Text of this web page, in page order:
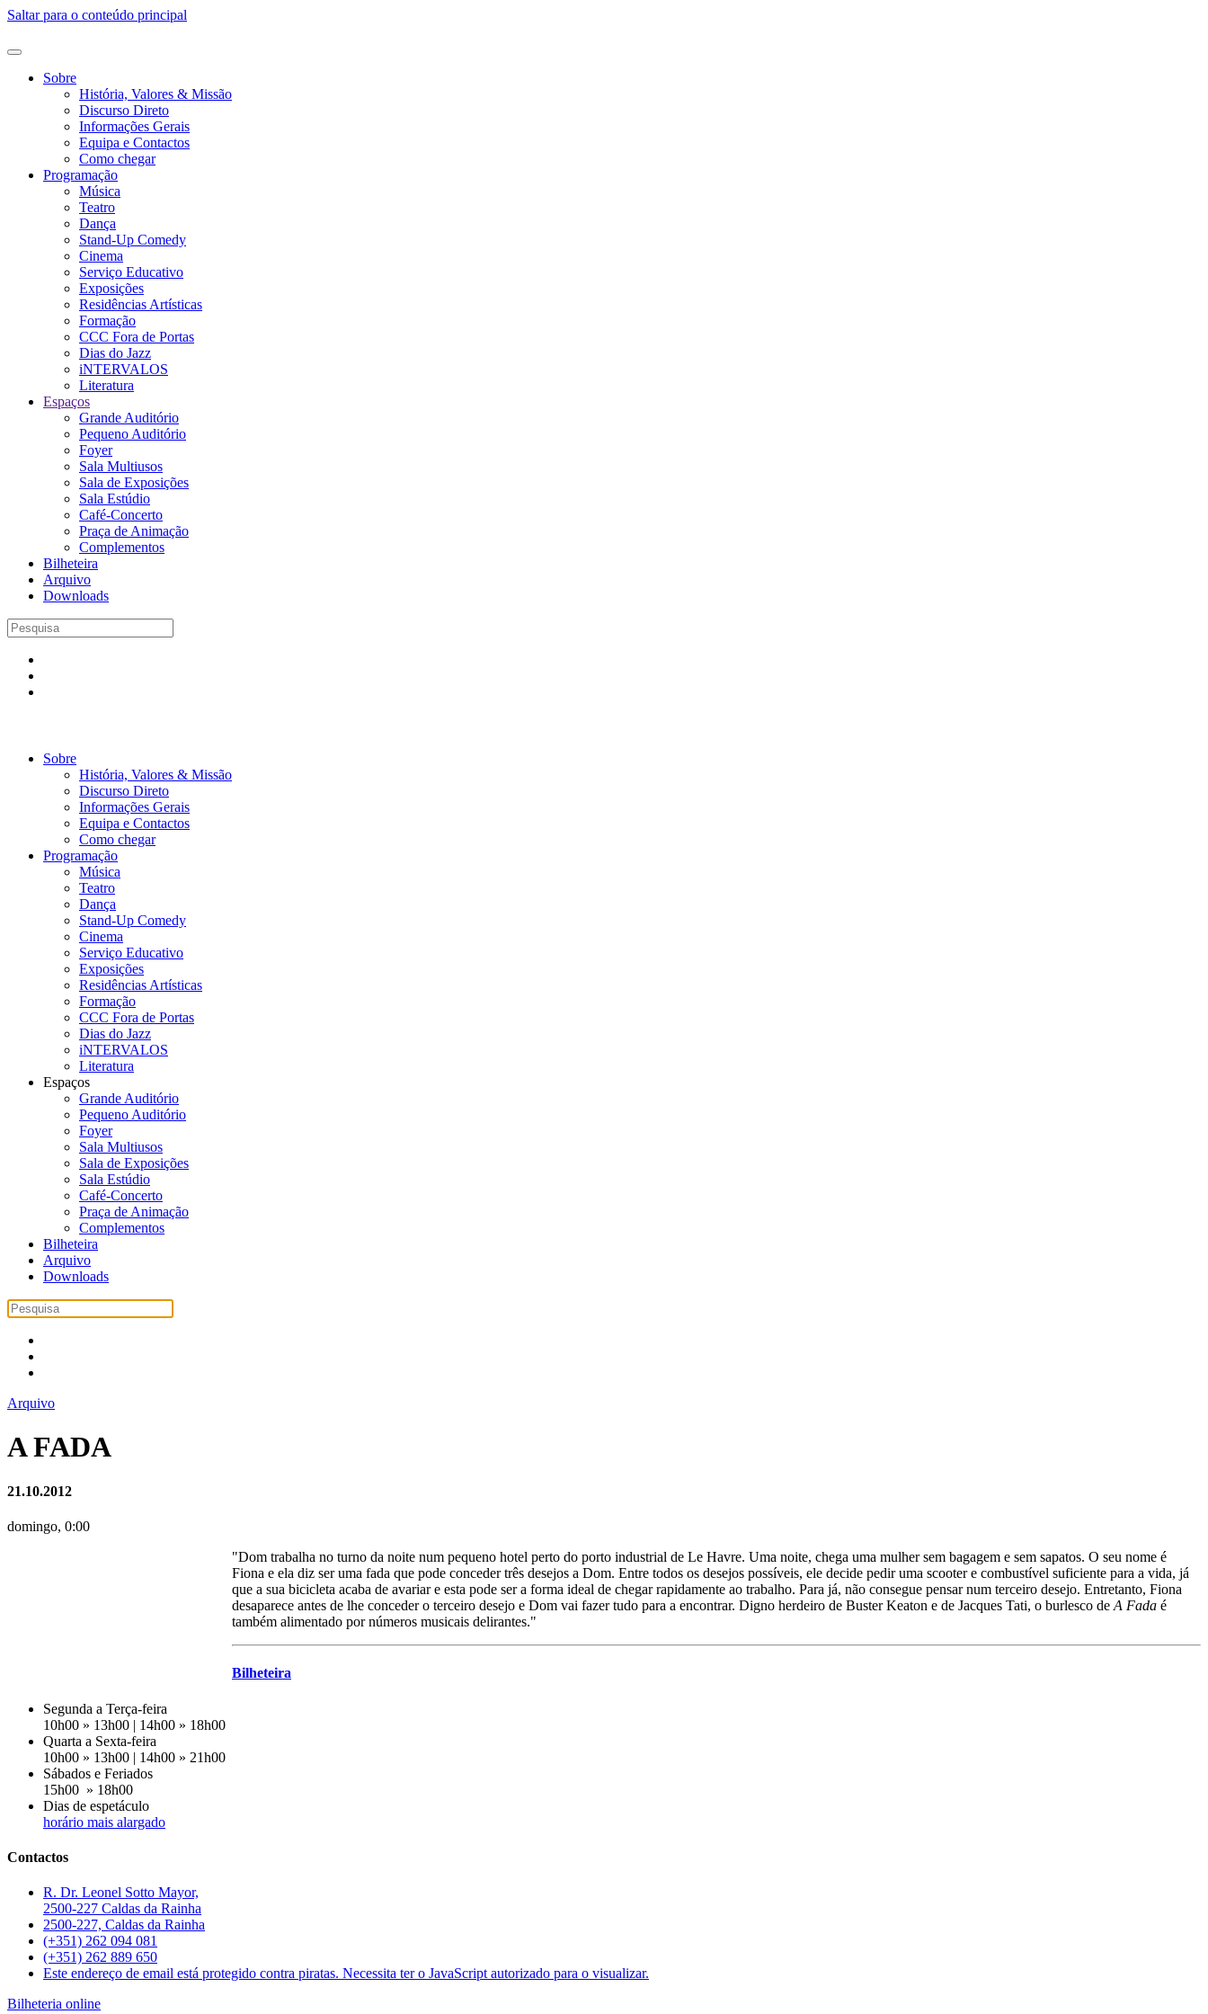
Saltar para o conteúdo principal
Sobre
História, Valores & Missão
Discurso Direto
Informações Gerais
Equipa e Contactos
Como chegar
Programação
Música
Teatro
Dança
Stand-Up Comedy
Cinema
Serviço Educativo
Exposições
Residências Artísticas
Formação
CCC Fora de Portas
Dias do Jazz
iNTERVALOS
Literatura
Espaços
Grande Auditório
Pequeno Auditório
Foyer
Sala Multiusos
Sala de Exposições
Sala Estúdio
Café-Concerto
Praça de Animação
Complementos
Bilheteira
Arquivo
Downloads
Sobre
História, Valores & Missão
Discurso Direto
Informações Gerais
Equipa e Contactos
Como chegar
Programação
Música
Teatro
Dança
Stand-Up Comedy
Cinema
Serviço Educativo
Exposições
Residências Artísticas
Formação
CCC Fora de Portas
Dias do Jazz
iNTERVALOS
Literatura
Espaços
Grande Auditório
Pequeno Auditório
Foyer
Sala Multiusos
Sala de Exposições
Sala Estúdio
Café-Concerto
Praça de Animação
Complementos
Bilheteira
Arquivo
Downloads
Arquivo
A FADA
21.10.2012
domingo, 0:00
"Dom trabalha no turno da noite num pequeno hotel perto do porto industrial de Le Havre. Uma noite, chega uma mulher sem bagagem e sem sapatos. O seu nome é
Fiona e ela diz ser uma fada que pode conceder três desejos a Dom. Entre todos os desejos possíveis, ele decide pedir uma scooter e combustível suficiente para a vida, já
que a sua bicicleta acaba de avariar e esta pode ser a forma ideal de chegar rapidamente ao trabalho. Para já, não consegue pensar num terceiro desejo. Entretanto, Fiona
desaparece antes de lhe conceder o terceiro desejo e Dom vai fazer tudo para a encontrar. Digno herdeiro de Buster Keaton e de Jacques Tati, o burlesco de A Fada é
também alimentado por números musicais delirantes."
Bilheteira
Segunda a Terça-feira
10h00 » 13h00 | 14h00 » 18h00
Quarta a Sexta-feira
10h00 » 13h00 | 14h00 » 21h00
Sábados e Feriados
15h00 » 18h00
Dias de espetáculo
horário mais alargado
Contactos
R. Dr. Leonel Sotto Mayor,
2500-227 Caldas da Rainha
2500-227, Caldas da Rainha
(+351) 262 094 081
(+351) 262 889 650
Este endereço de email está protegido contra piratas. Necessita ter o JavaScript autorizado para o visualizar.
Bilheteria online